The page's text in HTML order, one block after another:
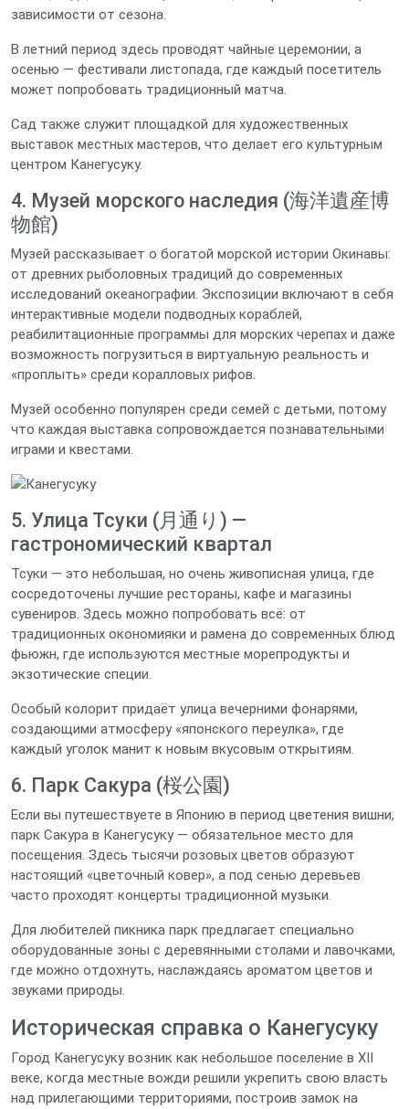
зависимости от сезона.
В летний период здесь проводят чайные церемонии, а
осенью — фестивали листопада, где каждый посетитель
может попробовать традиционный матча.
Сад также служит площадкой для художественных
выставок местных мастеров, что делает его культурным
центром Канегусуку.
4. Музей морского наследия (海洋遺産博
物館)
Музей рассказывает о богатой морской истории Окинавы:
от древних рыболовных традиций до современных
исследований океанографии. Экспозиции включают в себя
интерактивные модели подводных кораблей,
реабилитационные программы для морских черепах и даже
возможность погрузиться в виртуальную реальность и
«проплыть» среди коралловых рифов.
Музей особенно популярен среди семей с детьми, потому
что каждая выставка сопровождается познавательными
играми и квестами.
5. Улица Тсуки (月通り) —
гастрономический квартал
Тсуки — это небольшая, но очень живописная улица, где
сосредоточены лучшие рестораны, кафе и магазины
сувениров. Здесь можно попробовать всё: от
традиционных окономияки и рамена до современных блюд
фьюжн, где используются местные морепродукты и
экзотические специи.
Особый колорит придаёт улица вечерними фонарями,
создающими атмосферу «японского переулка», где
каждый уголок манит к новым вкусовым открытиям.
6. Парк Сакура (桜公園)
Если вы путешествуете в Японию в период цветения вишни,
парк Сакура в Канегусуку — обязательное место для
посещения. Здесь тысячи розовых цветов образуют
настоящий «цветочный ковер», а под сенью деревьев
часто проходят концерты традиционной музыки.
Для любителей пикника парк предлагает специально
оборудованные зоны с деревянными столами и лавочками,
где можно отдохнуть, наслаждаясь ароматом цветов и
звуками природы.
Историческая справка о Канегусуку
Город Канегусуку возник как небольшое поселение в XII
веке, когда местные вожди решили укрепить свою власть
над прилегающими территориями, построив замок на